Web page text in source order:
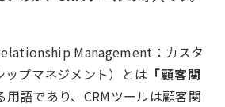
Management：カスタ
プマネジメント）とは 「顧客関
用語であり、CRMツールは顧客関